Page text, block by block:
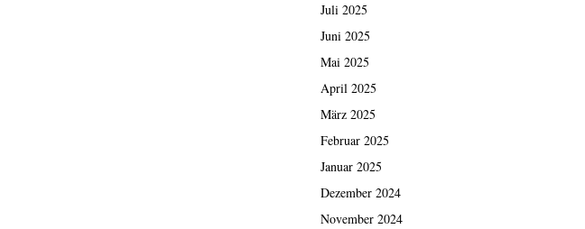
Juli 2025
Juni 2025
Mai 2025
April 2025
März 2025
Februar 2025
Januar 2025
Dezember 2024
November 2024